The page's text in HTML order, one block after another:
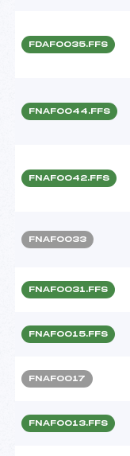
FDAF0035.FFS
FNAF0044.FFS
FNAF0042.FFS
FNAF0033
FNAF0031.FFS
FNAF0015.FFS
FNAF0017
FNAF0013.FFS